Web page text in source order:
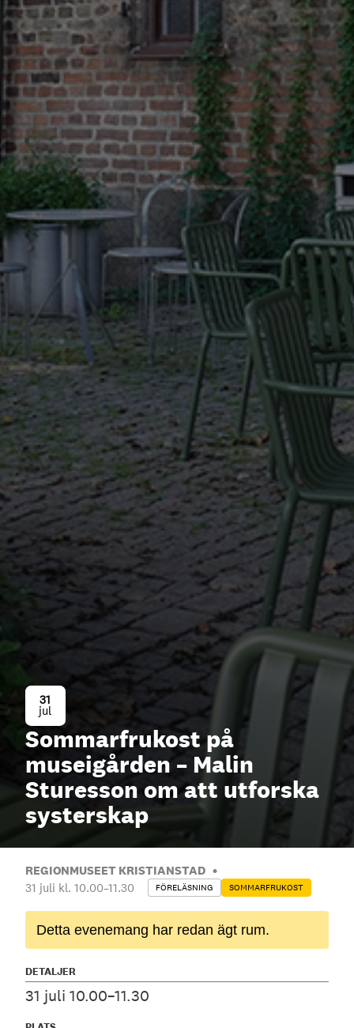
31
jul
Sommarfrukost på
museigården – Malin
Sturesson om att utforska
systerskap
REGIONMUSEET KRISTIANSTAD
31 juli kl. 10.00–11.30 FÖRELÄSNING SOMMARFRUKOST
Detta evenemang har redan ägt rum.
DETALJER
31 juli 10.00–11.30